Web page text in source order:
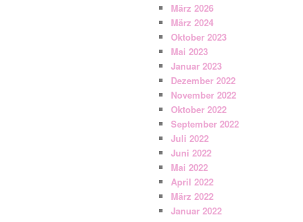
März 2026
März 2024
Oktober 2023
Mai 2023
Januar 2023
Dezember 2022
November 2022
Oktober 2022
September 2022
Juli 2022
Juni 2022
Mai 2022
April 2022
März 2022
Januar 2022